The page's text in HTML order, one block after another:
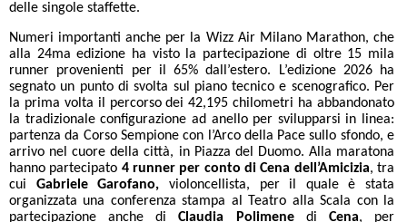
delle singole staffette.
Numeri importanti anche per la Wizz Air Milano Marathon, che
alla 24ma edizione ha visto la partecipazione di oltre 15 mila
runner provenienti per il 65% dall’estero. L’edizione 2026 ha
segnato un punto di svolta sul piano tecnico e scenografico. Per
la prima volta il percorso dei 42,195 chilometri ha abbandonato
la tradizionale configurazione ad anello per svilupparsi in linea:
partenza da Corso Sempione con l’Arco della Pace sullo sfondo, e
arrivo nel cuore della città, in Piazza del Duomo. Alla maratona
hanno partecipato 4 runner per conto di Cena dell’Amicizia, tra
cui Gabriele Garofano, violoncellista, per il quale è stata
organizzata una conferenza stampa al Teatro alla Scala con la
partecipazione anche diClaudia Polimene di Cena, per